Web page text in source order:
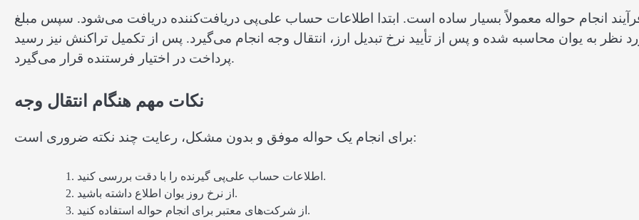
انجام حواله معمولاً بسیار ساده است. ابتدا اطلاعات حساب علی‌پی دریافت‌کننده دریافت می‌شود. سپس مبلغ
نظر به یوان محاسبه شده و پس از تأیید نرخ تبدیل ارز، انتقال وجه انجام می‌گیرد. پس از تکمیل تراکنش نیز رسید
پرداخت در اختیار فرستنده قرار می‌گیرد.
نکات مهم هنگام انتقال وجه
برای انجام یک حواله موفق و بدون مشکل، رعایت چند نکته ضروری است:
اطلاعات حساب علی‌پی گیرنده را با دقت بررسی کنید.
از نرخ روز یوان اطلاع داشته باشید.
از شرکت‌های معتبر برای انجام حواله استفاده کنید.